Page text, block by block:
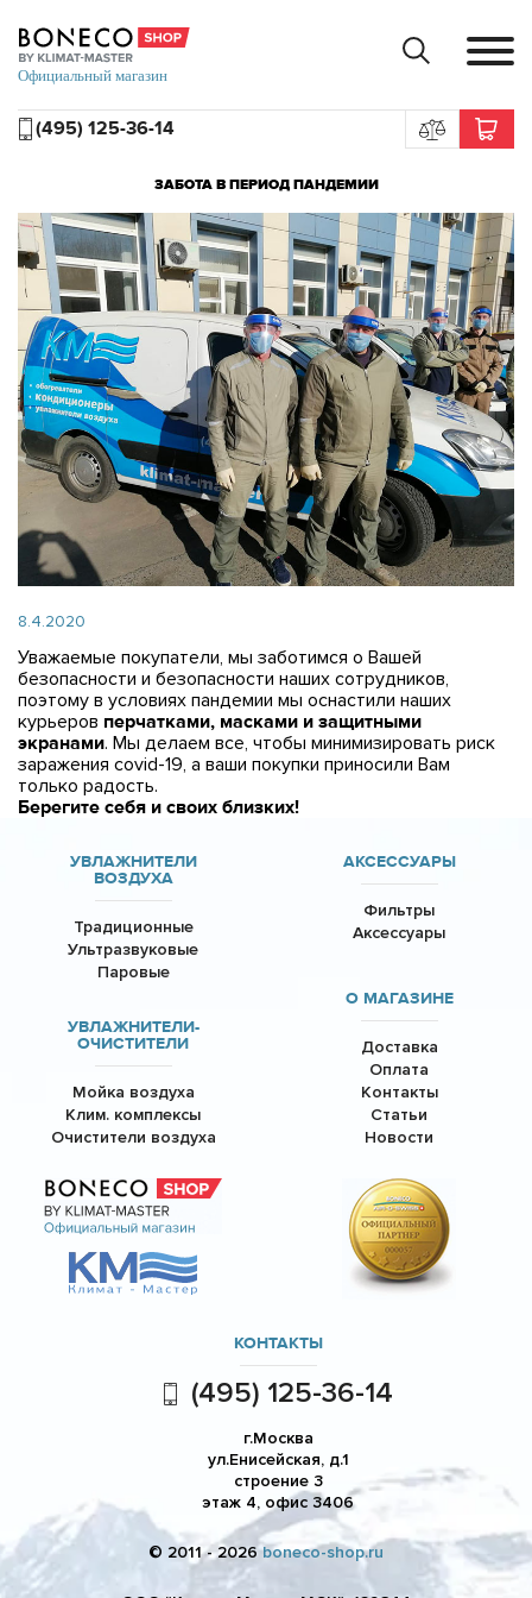
(495) 125-36-14
ЗАБОТА В ПЕРИОД ПАНДЕМИИ
8.4.2020
Уважаемые покупатели, мы заботимся о Вашей
безопасности и безопасности наших сотрудников,
поэтому в условиях пандемии мы оснастили наших
курьеров перчатками, масками и защитными
экранами. Мы делаем все, чтобы минимизировать риск
заражения covid-19, а ваши покупки приносили Вам
только радость.
Берегите себя и своих близких!
УВЛАЖНИТЕЛИ
ВОЗДУХА
Традиционные
Ультразвуковые
Паровые
УВЛАЖНИТЕЛИ-
ОЧИСТИТЕЛИ
Мойка воздуха
Клим. комплексы
Очистители воздуха
АКСЕССУАРЫ
Фильтры
Аксессуары
О МАГАЗИНЕ
Доставка
Оплата
Контакты
Статьи
Новости
КОНТАКТЫ
(495) 125-36-14
г.Москва
ул.Енисейская, д.1
строение 3
этаж 4, офис 3406
© 2011 - 2026boneco-shop.ru